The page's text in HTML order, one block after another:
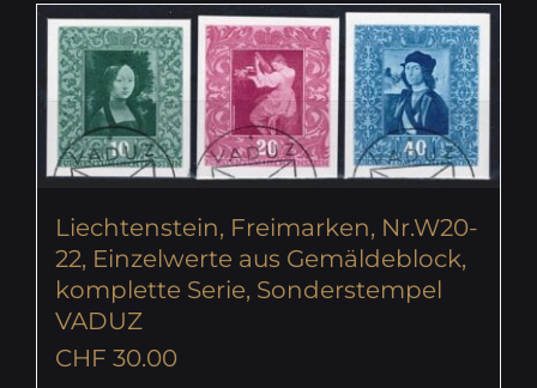
Liechtenstein, Freimarken, Nr.W20-
22, Einzelwerte aus Gemäldeblock,
komplette Serie, Sonderstempel
VADUZ
CHF 30.00